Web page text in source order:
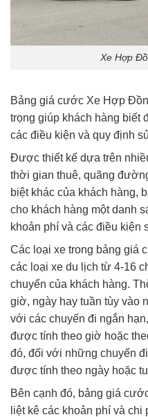
Xe Hợp
Bảng giá cước Xe Hợp
trọng giúp khách hàng biết
các điều kiện và quy định
Được thiết kế dựa trên
thời gian thuê, quãng
biệt khác của khách hàng,
cho khách hàng một danh
khoản phí và các điều kiện
Các loại xe trong bảng giá
các loại xe du lịch từ 4-16
chuyển của khách hàng.
giờ, ngày hay tuần tùy vào
với các chuyến đi ngắn
được tính theo giờ hoặc
đó, đối với những chuyến
được tính theo ngày hoặc
Bên cạnh đó, bảng giá
liệt kê các khoản phí và